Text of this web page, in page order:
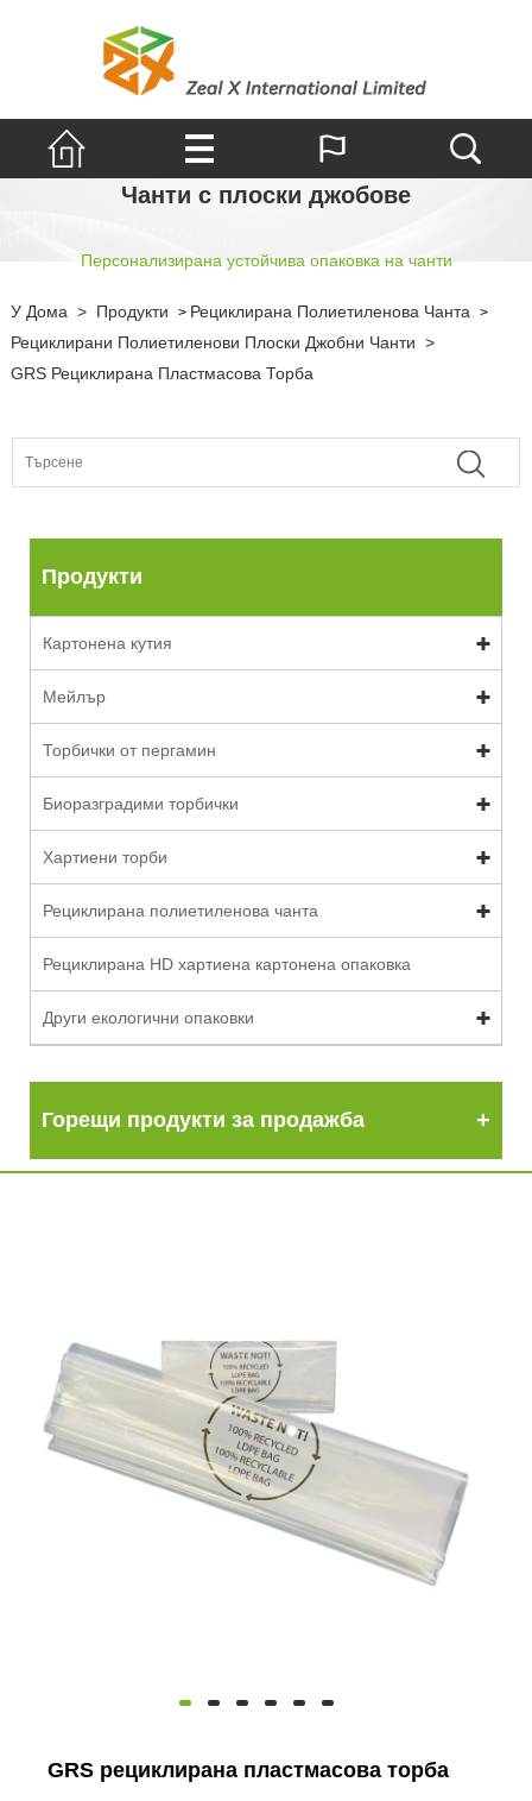
Чанти с плоски джобове
Персонализирана устойчива опаковка на чанти
У Дома > Продукти > Рециклирана Полиетиленова Чанта >
Рециклирани Полиетиленови Плоски Джобни Чанти >
GRS Рециклирана Пластмасова Торба
Продукти
Картонена кутия
Мейлър
Торбички от пергамин
Биоразградими торбички
Хартиени торби
Рециклирана полиетиленова чанта
Рециклирана HD хартиена картонена опаковка
Други екологични опаковки
Горещи продукти за продажба
GRS рециклирана пластмасова торба